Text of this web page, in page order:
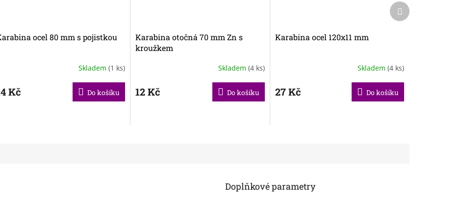
ocel 80 mm s pojistkou
Skladem (1 ks)
Kč Do košíku
Karabina otočná 70 mm Zn s
kroužkem
Skladem (4 ks)
12 Kč Do košíku
Karabina ocel 120x11 mm
Skladem (4 ks)
27 Kč Do košíku
Další
produkt
Doplňkové parametry